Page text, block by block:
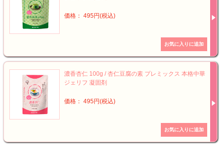
価格： 495円(税込)
濃香杏仁 100g / 杏仁豆腐の素 プレミックス 本格中華
ジェリフ 凝固剤
価格： 495円(税込)